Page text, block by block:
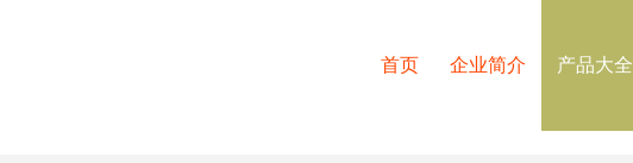
首页 企业简介 产品大全